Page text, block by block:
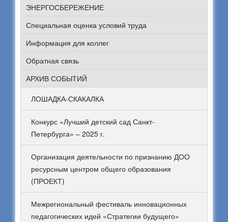
ЭНЕРГОСБЕРЕЖЕНИЕ
Специальная оценка условий труда
Информация для коллег
Обратная связь
АРХИВ СОБЫТИЙ
ЛОШАДКА-СКАКАЛКА
Конкурс «Лучший детский сад Санкт-
Петербурга» – 2025 г.
Организация деятельности по признанию ДОО
ресурсным центром общего образования
(ПРОЕКТ)
Межрегиональный фестиваль инновационных
педагогических идей «Стратегии будущего»